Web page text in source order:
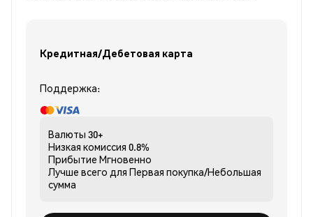
Кредитная/Дебетовая карта
Поддержка:
Валюты 30+
Низкая комиссия 0.8%
Прибытие Мгновенно
Лучше всего для Первая покупка/Небольшая
сумма